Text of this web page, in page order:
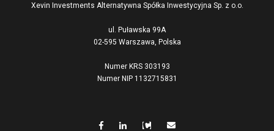
Xevin Investments Alternatywna Spółka Inwestycyjna Sp. z o.o.
ul. Puławska 99A
02-595 Warszawa, Polska
Numer KRS 303193
Numer NIP 1132715831